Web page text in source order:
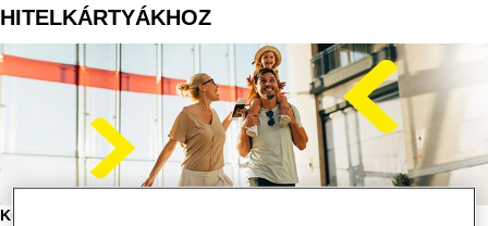
HITELKÁRTYÁKHOZ
Külföldi utazás utasbiztosítással, külön biztosítási díj nélkül,